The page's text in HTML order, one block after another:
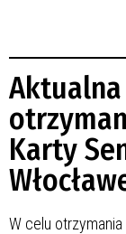
Karty
W celu